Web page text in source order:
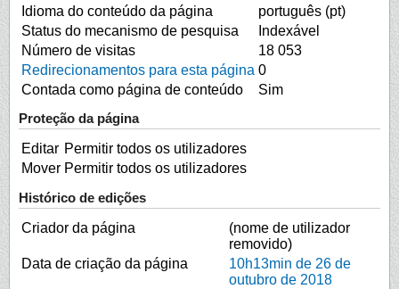
Idioma do conteúdo da página
português (pt)
Status do mecanismo de pesquisa
Indexável
Número de visitas
18 053
Redirecionamentos para esta página 0
Contada como página de conteúdo
Sim
Proteção da página
Editar Permitir todos os utilizadores
Mover Permitir todos os utilizadores
Histórico de edições
Criador da página
(nome de utilizador
removido)
Data de criação da página
10h13min de 26 de
outubro de 2018